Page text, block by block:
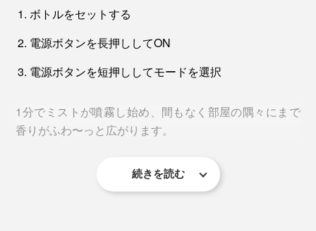
ボトルをセットする
電源ボタンを長押ししてON
電源ボタンを短押ししてモードを選択
1分でミストが噴霧し始め、間もなく部屋の隅々にまで
香りがふわ〜っと広がります。
続きを読む